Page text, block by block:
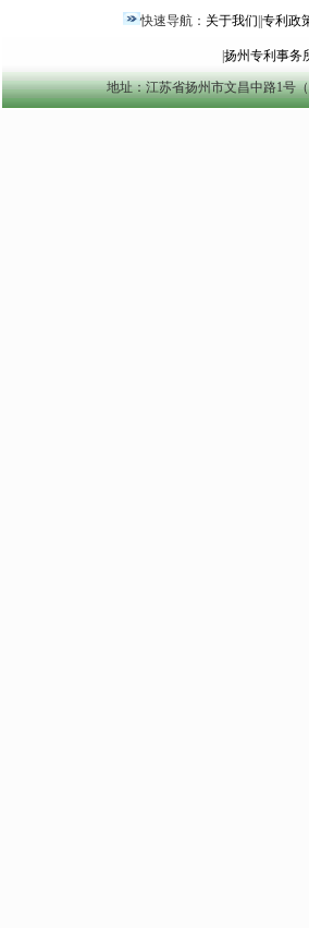
快速导航： 关于我们 专利政
扬州专利事务
地址：江苏省扬州市文昌中路1号（